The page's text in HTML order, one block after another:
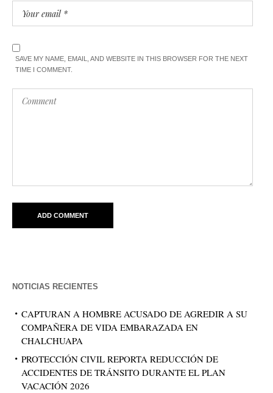
SAVE MY NAME, EMAIL, AND WEBSITE IN THIS BROWSER FOR THE NEXT
TIME I COMMENT.
NOTICIAS RECIENTES
CAPTURAN A HOMBRE ACUSADO DE AGREDIR A SU
COMPAÑERA DE VIDA EMBARAZADA EN
CHALCHUAPA
PROTECCIÓN CIVIL REPORTA REDUCCIÓN DE
ACCIDENTES DE TRÁNSITO DURANTE EL PLAN
VACACIÓN 2026